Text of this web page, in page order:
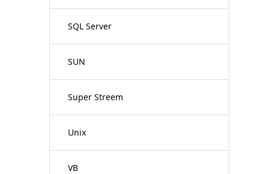
SQL Server
SUN
Super Streem
Unix
VB